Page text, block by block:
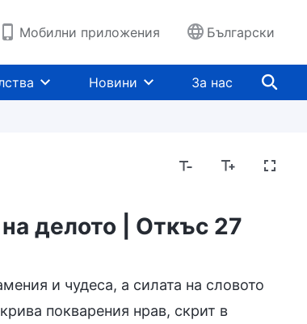
Мобилни приложения Български
Новини За нас
Познаване на Божието дело
делото | Откъс 27
и чудеса, а силата на словото
покварения нрав, скрит в